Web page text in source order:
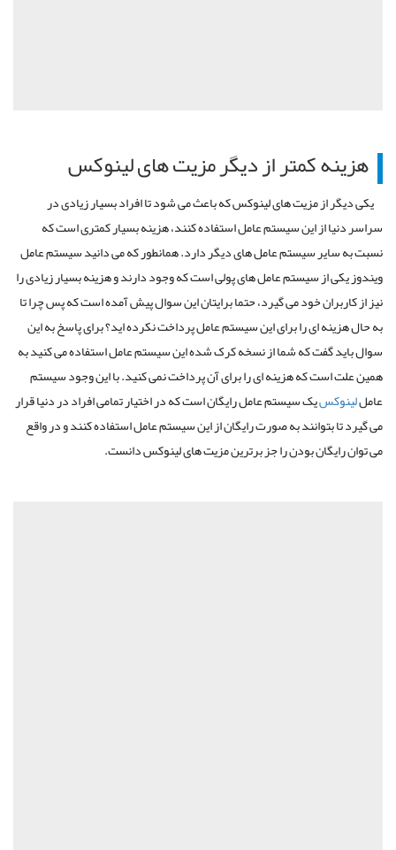
هزینه کمتر از دیگر مزیت های لینوکس
یکی دیگر از مزیت های لینوکس که باعث می شود تا افراد بسیار زیادی در
سراسر دنیا از این سیستم عامل استفاده کنند، هزینه بسیار کمتری است که
نسبت به سایر سیستم عامل های دیگر دارد. همانطور که می دانید سیستم عامل
ویندوز یکی از سیستم عامل های پولی است که وجود دارند و هزینه بسیار زیادی را
نیز از کاربران خود می گیرد، حتما برایتان این سوال پیش آمده است که پس چرا تا
به حال هزینه ای را برای این سیستم عامل پرداخت نکرده اید؟ برای پاسخ به این
سوال باید گفت که شما از نسخه کرک شده این سیستم عامل استفاده می کنید به
همین علت است که هزینه ای را برای آن پرداخت نمی کنید. با این وجود سیستم
عامللینوکسیک سیستم عامل رایگان است که در اختیار تمامی افراد در دنیا قرار
می گیرد تا بتوانند به صورت رایگان از این سیستم عامل استفاده کنند و در واقع
می توان رایگان بودن را جز برترین مزیت های لینوکس دانست.